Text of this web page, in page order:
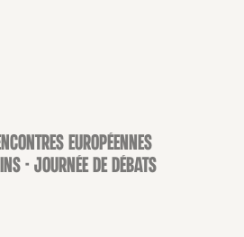
européennes
- Journée de débats